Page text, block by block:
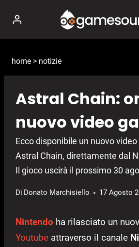
contenuto
home > notizie
Astral Chain:
nuovo video
Ecco disponibile un nuovo
Astral Chain, direttamente dal
Il gioco uscirà il prossimo 30
Di Donato Marchisiello 17 Agosto
Nintendo ha rilasciato un
Youtube attraverso il canale